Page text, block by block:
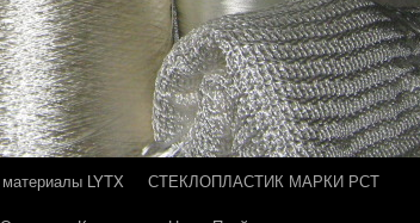
LYTX
СТЕКЛОПЛАСТИК МАРКИ РСТ